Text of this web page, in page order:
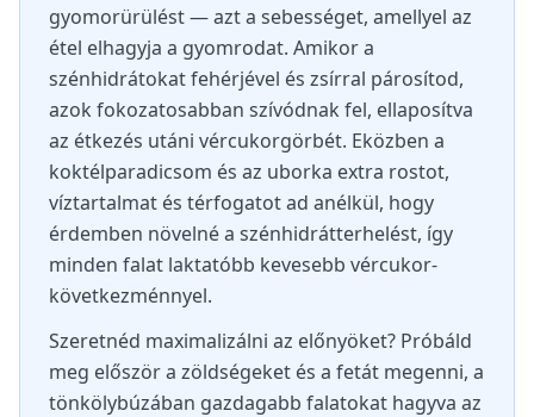
gyomorürülést — azt a sebességet, amellyel az
étel elhagyja a gyomrodat. Amikor a
szénhidrátokat fehérjével és zsírral párosítod,
azok fokozatosabban szívódnak fel, ellaposítva
az étkezés utáni vércukorgörbét. Eközben a
koktélparadicsom és az uborka extra rostot,
víztartalmat és térfogatot ad anélkül, hogy
érdemben növelné a szénhidrátterhelést, így
minden falat laktatóbb kevesebb vércukor-
következménnyel.
Szeretnéd maximalizálni az előnyöket? Próbáld
meg először a zöldségeket és a fetát megenni, a
tönkölybúzában gazdagabb falatokat hagyva az